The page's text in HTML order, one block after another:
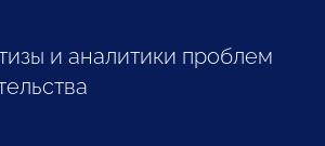
и аналитики проблем